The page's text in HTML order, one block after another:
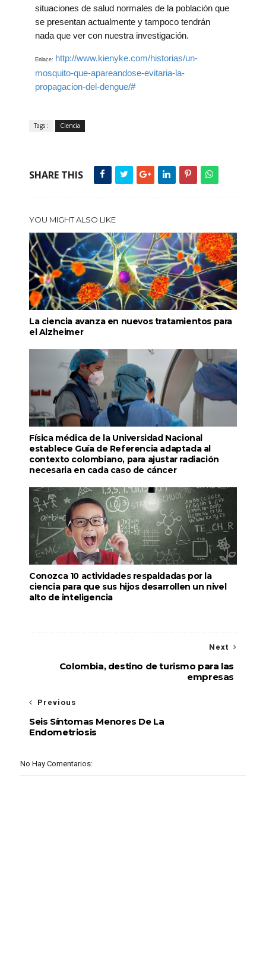
situaciones de salud normales de la población que
se presentan actualmente y tampoco tendrán
nada que ver con nuestra investigación.
Enlace: http://www.kienyke.com/historias/un-
mosquito-que-apareandose-evitaria-la-
propagacion-del-dengue/#
Tags : Ciencia
SHARE THIS
YOU MIGHT ALSO LIKE
La ciencia avanza en nuevos tratamientos para
el Alzheimer
Física médica de la Universidad Nacional
establece Guía de Referencia adaptada al
contexto colombiano, para ajustar radiación
necesaria en cada caso de cáncer
Conozca 10 actividades respaldadas por la
ciencia para que sus hijos desarrollen un nivel
alto de inteligencia
Next
Colombia, destino de turismo para las
empresas
Previous
Seis Síntomas Menores De La
Endometriosis
No Hay Comentarios: